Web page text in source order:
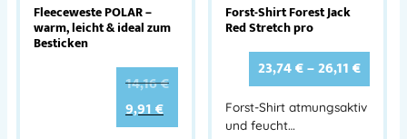
Fleeceweste POLAR –
warm, leicht & ideal zum
Besticken
14,16€
9,91€
Forst-Shirt Forest Jack
Red Stretch pro
23,74€–26,11€
Forst-Shirt atmungsaktiv
und feucht…